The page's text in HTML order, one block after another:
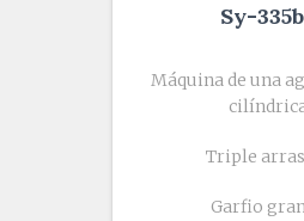
Sy-
Máquina de una
Triple
Garfio